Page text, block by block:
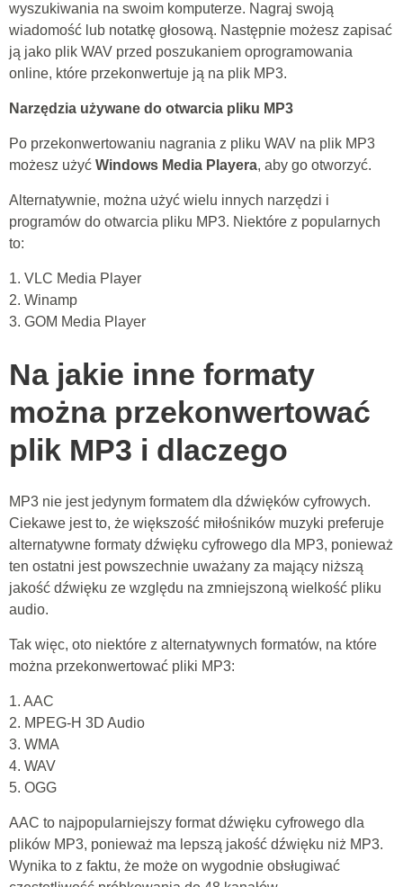
wyszukiwania na swoim komputerze. Nagraj swoją
wiadomość lub notatkę głosową. Następnie możesz zapisać
ją jako plik WAV przed poszukaniem oprogramowania
online, które przekonwertuje ją na plik MP3.
Narzędzia używane do otwarcia pliku MP3
Po przekonwertowaniu nagrania z pliku WAV na plik MP3
możesz użyć Windows Media Playera, aby go otworzyć.
Alternatywnie, można użyć wielu innych narzędzi i
programów do otwarcia pliku MP3. Niektóre z popularnych
to:
1. VLC Media Player
2. Winamp
3. GOM Media Player
Na jakie inne formaty
można przekonwertować
plik MP3 i dlaczego
MP3 nie jest jedynym formatem dla dźwięków cyfrowych.
Ciekawe jest to, że większość miłośników muzyki preferuje
alternatywne formaty dźwięku cyfrowego dla MP3, ponieważ
ten ostatni jest powszechnie uważany za mający niższą
jakość dźwięku ze względu na zmniejszoną wielkość pliku
audio.
Tak więc, oto niektóre z alternatywnych formatów, na które
można przekonwertować pliki MP3:
1. AAC
2. MPEG-H 3D Audio
3. WMA
4. WAV
5. OGG
AAC to najpopularniejszy format dźwięku cyfrowego dla
plików MP3, ponieważ ma lepszą jakość dźwięku niż MP3.
Wynika to z faktu, że może on wygodnie obsługiwać